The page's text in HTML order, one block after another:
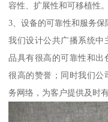
容性、扩展性和可移植性。
3、设备的可靠性和服务保
我们设计公共广播系统中
品具有很高的可靠性和出
很高的赞誉；同时我们公
务网络，为客户提供及时